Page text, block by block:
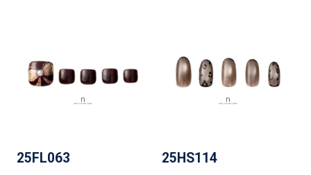
25FL063 25HS114